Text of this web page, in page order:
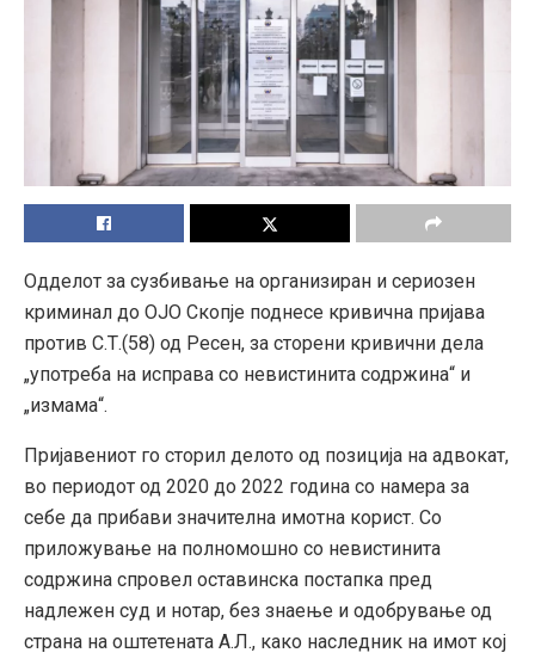
Одделот за сузбивање на организиран и сериозен
криминал до ОЈО Скопје поднесе кривична пријава
против С.Т.(58) од Ресен, за сторени кривични дела
„употреба на исправа со невистинита содржина“ и
„измама“.
Пријавениот го сторил делото од позиција на адвокат,
во периодот од 2020 до 2022 година со намера за
себе да прибави значителна имотна корист. Со
приложување на полномошно со невистинита
содржина спровел оставинска постапка пред
надлежен суд и нотар, без знаење и одобрување од
страна на оштетената А.Л., како наследник на имот кој